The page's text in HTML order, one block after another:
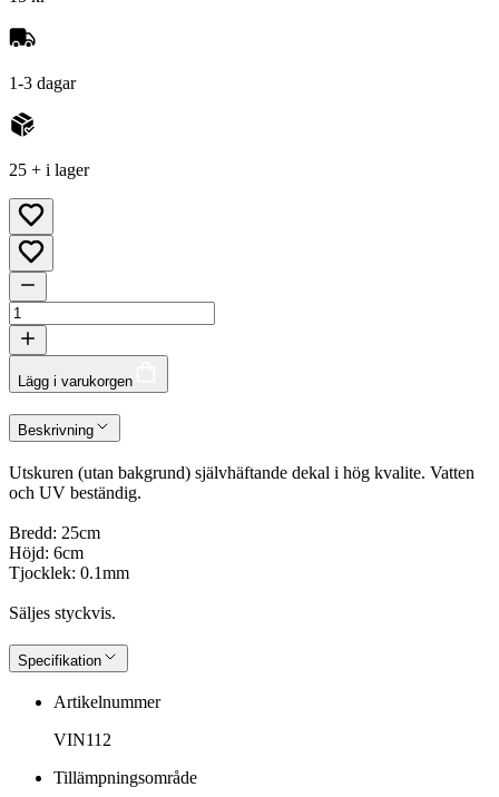
1-3 dagar
25 + i lager
Lägg i varukorgen
Beskrivning
Utskuren (utan bakgrund) självhäftande dekal i hög kvalite. Vatten
och UV beständig.
Bredd: 25cm
Höjd: 6cm
Tjocklek: 0.1mm
Säljes styckvis.
Specifikation
Artikelnummer
VIN112
Tillämpningsområde